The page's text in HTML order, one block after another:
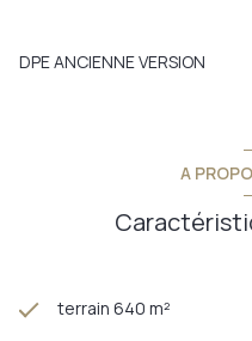
51240 51470 51400 51600
DPE ANCIENNE VERSION
A
terrain 640 m²